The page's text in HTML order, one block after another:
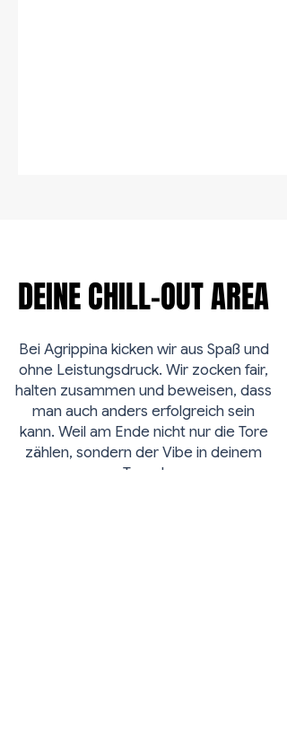
DEINE CHILL-OUT AREA
DEINE CHILL-OUT AREA
Bei Agrippina kicken wir aus Spaß und
ohne Leistungsdruck. Wir zocken fair,
halten zusammen und beweisen, dass
man auch anders erfolgreich sein
kann. Weil am Ende nicht nur die Tore
zählen, sondern der Vibe in deinem
Team!